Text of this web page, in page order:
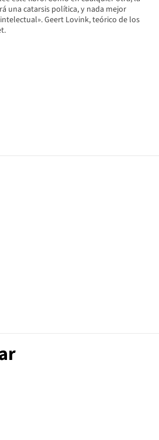
una catarsis política, y nada mejor
Geert Lovink, teórico de los